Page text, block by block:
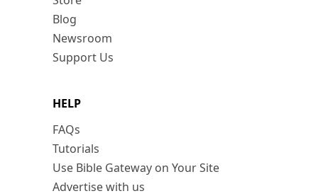
Blog
Newsroom
Support Us
HELP
FAQs
Tutorials
Use Bible Gateway on Your Site
Advertise with us